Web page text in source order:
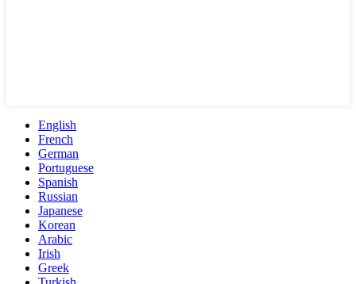
English
French
German
Portuguese
Spanish
Russian
Japanese
Korean
Arabic
Irish
Greek